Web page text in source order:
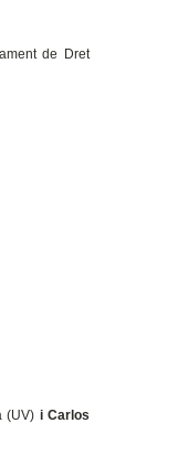
de Dret
(UV) i Carlos